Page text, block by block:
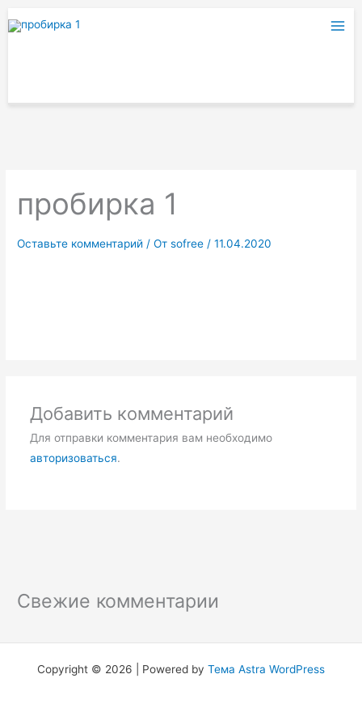
пробирка 1
Оставьте комментарий / Отsofree /11.04.2020
Добавить комментарий
Для отправки комментария вам необходимо
авторизоваться.
Свежие комментарии
Copyright © 2026 | Powered by Тема Astra WordPress